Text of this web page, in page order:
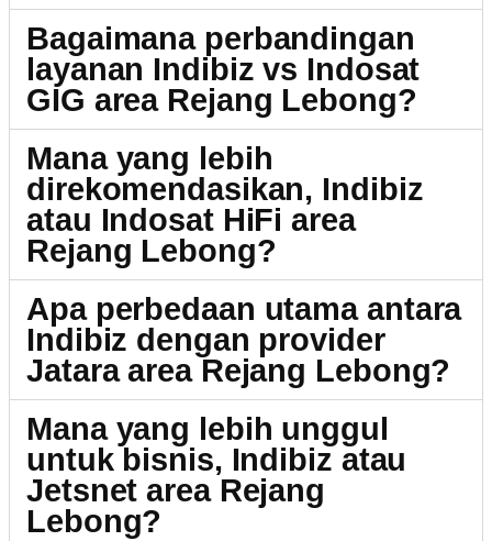
Bagaimana perbandingan
layanan Indibiz vs Indosat
GIG area Rejang Lebong?
Mana yang lebih
direkomendasikan, Indibiz
atau Indosat HiFi area
Rejang Lebong?
Apa perbedaan utama antara
Indibiz dengan provider
Jatara area Rejang Lebong?
Mana yang lebih unggul
untuk bisnis, Indibiz atau
Jetsnet area Rejang
Lebong?